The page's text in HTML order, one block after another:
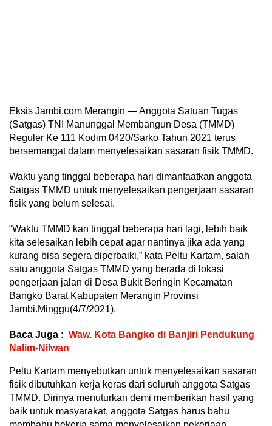
Eksis Jambi.com Merangin — Anggota Satuan Tugas
(Satgas) TNI Manunggal Membangun Desa (TMMD)
Reguler Ke 111 Kodim 0420/Sarko Tahun 2021 terus
bersemangat dalam menyelesaikan sasaran fisik TMMD.
Waktu yang tinggal beberapa hari dimanfaatkan anggota
Satgas TMMD untuk menyelesaikan pengerjaan sasaran
fisik yang belum selesai.
“Waktu TMMD kan tinggal beberapa hari lagi, lebih baik
kita selesaikan lebih cepat agar nantinya jika ada yang
kurang bisa segera diperbaiki,” kata Peltu Kartam, salah
satu anggota Satgas TMMD yang berada di lokasi
pengerjaan jalan di Desa Bukit Beringin Kecamatan
Bangko Barat Kabupaten Merangin Provinsi
Jambi.Minggu(4/7/2021).
Baca Juga : Waw. Kota Bangko di Banjiri Pendukung
Nalim-Nilwan
Peltu Kartam menyebutkan untuk menyelesaikan sasaran
fisik dibutuhkan kerja keras dari seluruh anggota Satgas
TMMD. Dirinya menuturkan demi memberikan hasil yang
baik untuk masyarakat, anggota Satgas harus bahu